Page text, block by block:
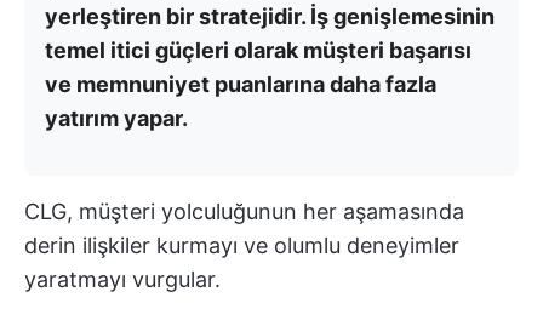
yerleştiren bir stratejidir. İş genişlemesinin
temel itici güçleri olarak müşteri başarısı
ve memnuniyet puanlarına daha fazla
yatırım yapar.
CLG, müşteri yolculuğunun her aşamasında
derin ilişkiler kurmayı ve olumlu deneyimler
yaratmayı vurgular.